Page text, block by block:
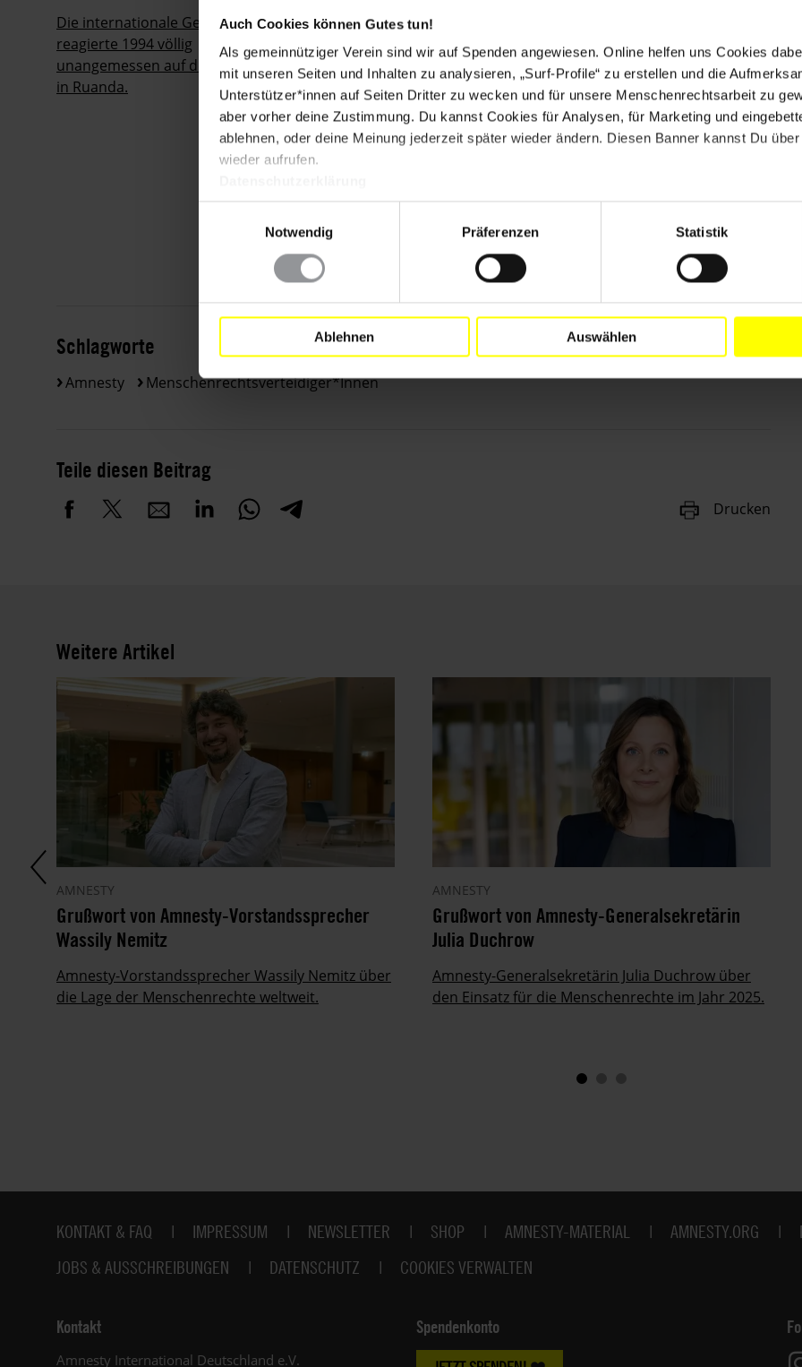
Auch Cookies können Gutes tun!
Als gemeinnütziger Verein sind wir auf Spenden angewiesen. Online helfen uns Cookies
mit unseren Seiten und Inhalten zu analysieren, „Surf-Profile“ zu erstellen und die
Unterstützer*innen auf Seiten Dritter zu wecken und für unsere Menschenrechtsarbeit zu
aber vorher deine Zustimmung. Du kannst Cookies für Analysen, für Marketing und
ablehnen, oder deine Meinung jederzeit später wieder ändern. Diesen Banner kannst Du
wieder aufrufen.
Notwendig
Präferenzen Statistik
Ablehnen Auswählen
Die internationale Gemeinschaft
reagierte 1994 völlig
unangemessen auf den Genozid
in Ruanda.
Schlagworte
Amnesty Menschenrechtsverteidiger*innen
Teile diesen Beitrag
Drucken
Weitere Artikel
AMNESTY
Grußwort von Amnesty-Vorstandssprecher
Wassily Nemitz
Amnesty-Vorstandssprecher Wassily Nemitz über
die Lage der Menschenrechte weltweit.
AMNESTY
Grußwort von Amnesty-Generalsekretärin
Julia Duchrow
Amnesty-Generalsekretärin Julia Duchrow über
den Einsatz für die Menschenrechte im Jahr 2025.
Fußbereich
KONTAKT & FAQ IMPRESSUM NEWSLETTER SHOP AMNESTY-MATERIAL AMNESTY.ORG
JOBS & AUSSCHREIBUNGEN
DATENSCHUTZ COOKIES VERWALTEN
Kontakt
Amnesty International Deutschland e.V.
Spendenkonto